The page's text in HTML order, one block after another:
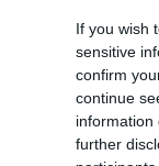
If you wish
sensitive
confirm
continue
information
further
βρέθηκε σε